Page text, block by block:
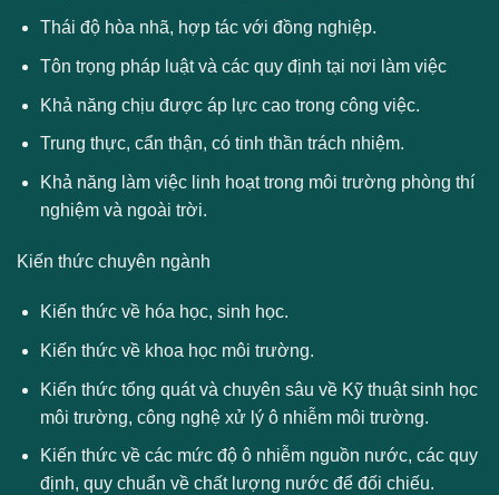
Thái độ hòa nhã, hợp tác với đồng nghiệp.
Tôn trọng pháp luật và các quy định tại nơi làm việc
Khả năng chịu được áp lực cao trong công việc.
Trung thực, cẩn thận, có tinh thần trách nhiệm.
Khả năng làm việc linh hoạt trong môi trường phòng thí
nghiệm và ngoài trời.
Kiến thức chuyên ngành
Kiến thức về hóa học, sinh học.
Kiến thức về khoa học môi trường.
Kiến thức tổng quát và chuyên sâu về Kỹ thuật sinh học
môi trường, công nghệ xử lý ô nhiễm môi trường.
Kiến thức về các mức độ ô nhiễm nguồn nước, các quy
định, quy chuẩn về chất lượng nước để đối chiếu.